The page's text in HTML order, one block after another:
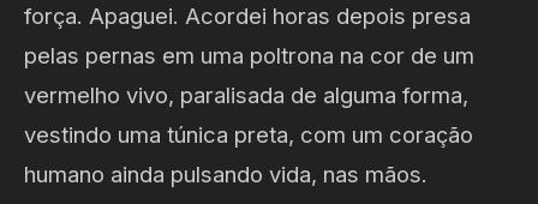
força. Apaguei. Acordei horas depois presa
pelas pernas em uma poltrona na cor de um
vermelho vivo, paralisada de alguma forma,
vestindo uma túnica preta, com um coração
humano ainda pulsando vida, nas mãos.